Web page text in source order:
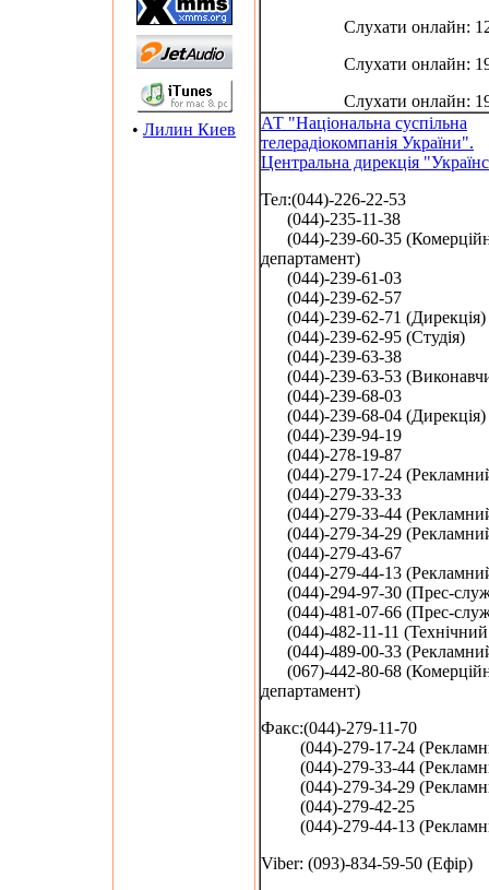
• Лилин Киев
Слухати онлайн:
Слухати онлайн:
Слухати онлайн:
АТ "Національна суспільна
телерадіокомпанія України".
Центральна дирекція
Тел:(044)-226-22-53
(044)-235-11-38
(044)-239-60-35
департамент)
(044)-239-61-03
(044)-239-62-57
(044)-239-62-71 (Дирекція)
(044)-239-62-95 (Студія)
(044)-239-63-38
(044)-239-63-53
(044)-239-68-03
(044)-239-68-04 (Дирекція)
(044)-239-94-19
(044)-278-19-87
(044)-279-17-24 (Рекламний
(044)-279-33-33
(044)-279-33-44 (Рекламний
(044)-279-34-29 (Рекламний
(044)-279-43-67
(044)-279-44-13 (Рекламний
(044)-294-97-30 (Прес-
(044)-481-07-66 (Прес-
(044)-482-11-11 (Технічний
(044)-489-00-33 (Рекламний
(067)-442-80-68
департамент)
Факс:(044)-279-11-70
(044)-279-17-24
(044)-279-33-44
(044)-279-34-29
(044)-279-42-25
(044)-279-44-13
Viber: (093)-834-59-50 (Ефір)